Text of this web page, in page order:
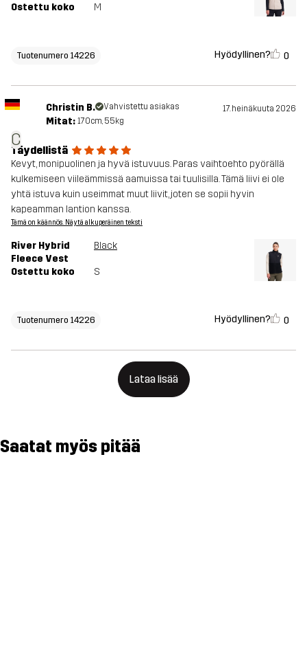
Ostettu koko M
Tuotenumero 14226 Hyödyllinen? 0
C
Christin B. Vahvistettu asiakas 17. heinäkuuta 2026
Mitat: 170cm, 55kg
Täydellistä
Kevyt, monipuolinen ja hyvä istuvuus. Paras vaihtoehto pyörällä
kulkemiseen viileämmissä aamuissa tai tuulisilla. Tämä liivi ei ole
yhtä istuva kuin useimmat muut liivit, joten se sopii hyvin
kapeamman lantion kanssa.
Tämä on käännös. Näytä alkuperäinen teksti
River Hybrid
Fleece Vest
Black
Ostettu koko S
Tuotenumero 14226 Hyödyllinen? 0
Lataa lisää
Saatat myös pitää